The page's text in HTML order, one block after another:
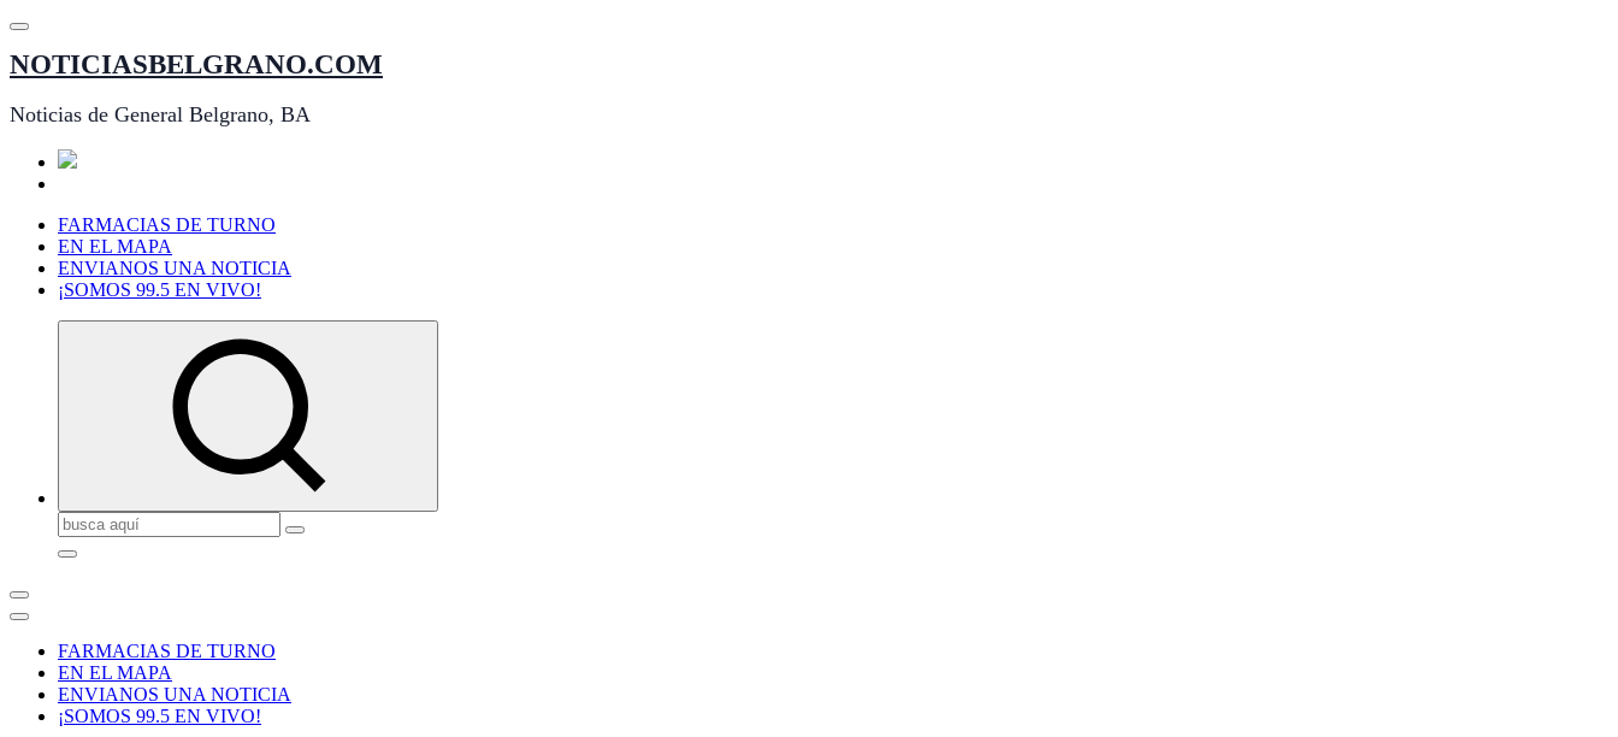
Saltar
contenido
NOTICIASBELGRANO.COM
Noticias de General Belgrano, BA
FARMACIAS DE TURNO
EN EL MAPA
ENVIANOS UNA NOTICIA
¡SOMOS 99.5 EN VIVO!
Buscar:
FARMACIAS DE TURNO
EN EL MAPA
ENVIANOS UNA NOTICIA
¡SOMOS 99.5 EN VIVO!